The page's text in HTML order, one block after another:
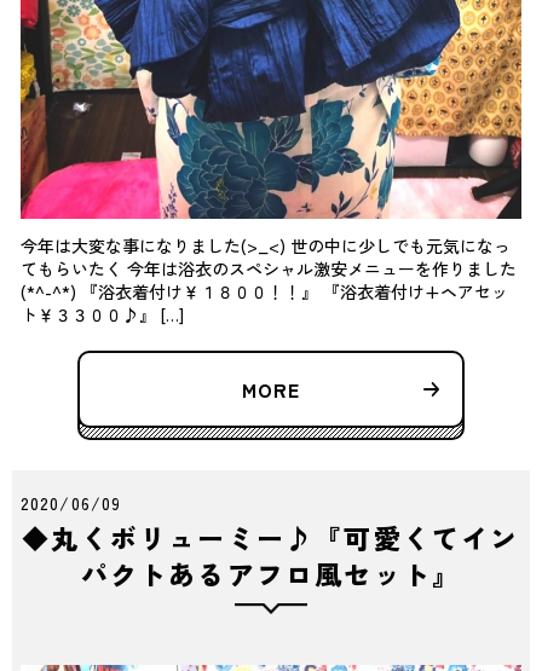
今年は大変な事になりました(>_<) 世の中に少しでも元気になっ
てもらいたく 今年は浴衣のスペシャル激安メニューを作りました
(*^-^*) 『浴衣着付け￥１８００！！』 『浴衣着付け+ヘアセッ
ト￥３３００♪』 […]
MORE
2020/06/09
◆丸くボリューミー♪『可愛くてイン
パクトあるアフロ風セット』